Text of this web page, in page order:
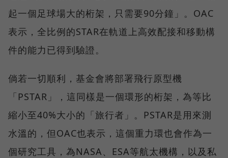
起一個足球場大的桁架，只需要90分鐘」。OAC
表示，全比例的STAR在軌道上高效配接和移動構
件的能力已得到驗證。
倘若一切順利，基金會將部署飛行原型機
「PSTAR」，這同樣是一個環形的桁架，為等比
縮小至40%大小的「旅行者」。PSTAR是用來測
水溫的，但OAC也表示，這個重力環也會作為一
個研究工具，為NASA、ESA等航太機構，以及私